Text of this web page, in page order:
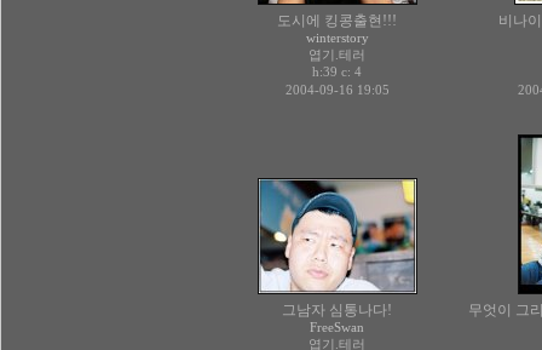
도시에 킹콩출현!!!
winterstory
엽기.테러
h:39 c: 4
2004-09-16 19:05
비나
그남자 심통나다!
FreeSwan
엽기.테러
무엇이 그